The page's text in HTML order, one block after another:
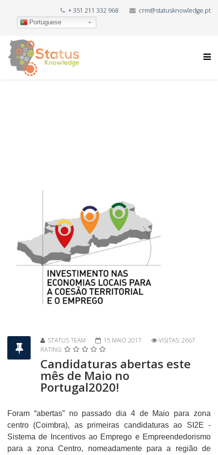
+ 351 211 332 968 crm@statusknowledge.pt
Portuguese
STATUS TEAM 15 MAIO 2017
VISITAS: 2667
RATING:
Candidaturas abertas este
mês de Maio no
Portugal2020!
Foram “abertas” no passado dia 4 de Maio para zona
centro (Coimbra), as primeiras candidaturas ao SI2E -
Sistema de Incentivos ao Emprego e Empreendedorismo
para a zona Centro, nomeadamente para a região de